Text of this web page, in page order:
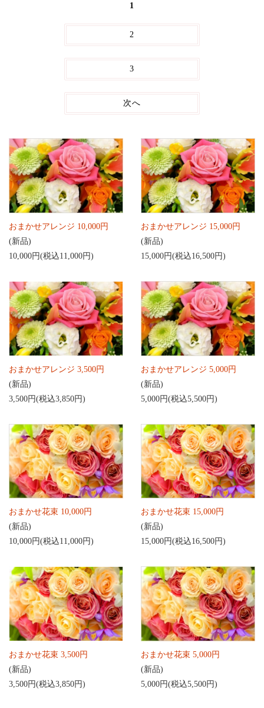
1
2
3
次へ
おまかせアレンジ 10,000円
(新品)
10,000円(税込11,000円)
おまかせアレンジ 15,000円
(新品)
15,000円(税込16,500円)
おまかせアレンジ 3,500円
(新品)
3,500円(税込3,850円)
おまかせアレンジ 5,000円
(新品)
5,000円(税込5,500円)
おまかせ花束 10,000円
(新品)
10,000円(税込11,000円)
おまかせ花束 15,000円
(新品)
15,000円(税込16,500円)
おまかせ花束 3,500円
(新品)
3,500円(税込3,850円)
おまかせ花束 5,000円
(新品)
5,000円(税込5,500円)